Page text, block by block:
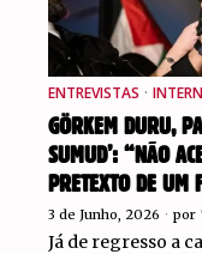
ENTREVISTAS ·
GÖRKEM DURU,
SUMUD’: “NÃO
PRETEXTO DE UM
3 de Junho, 2026 por
Já de regresso a